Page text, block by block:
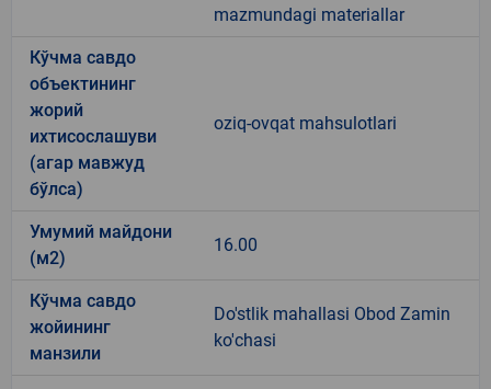
mazmundagi materiallar
Кўчма савдо
объектининг
жорий
ихтисослашуви
(агар мавжуд
бўлса)
oziq-ovqat mahsulotlari
Умумий майдони
(м2)
16.00
Кўчма савдо
жойининг
манзили
Do'stlik mahallasi Obod Zamin
ko'chasi